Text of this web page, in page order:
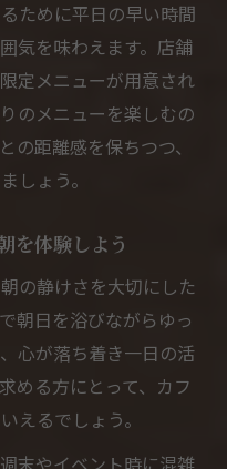
ために平日の早い時間
気を味わえます。店舗
定メニューが用意され
のメニューを楽しむの
の距離感を保ちつつ、
しょう。
を体験しよう
の静けさを大切にした
朝日を浴びながらゆっ
心が落ち着き一日の活
める方にとって、カフ
えるでしょう。
末やイベント時に混雑